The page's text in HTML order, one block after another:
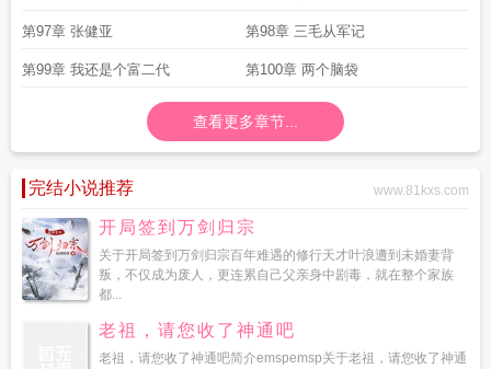
第97章 张健亚 第98章 三毛从军记
第99章 我还是个富二代 第100章 两个脑袋
查看更多章节...
完结小说推荐 www.81kxs.com
开局签到万剑归宗
关于开局签到万剑归宗百年难遇的修行天才叶浪遭到未婚妻背
叛，不仅成为废人，更连累自己父亲身中剧毒，就在整个家族
都...
老祖，请您收了神通吧
老祖，请您收了神通吧简介emspemsp关于老祖，请您收了神通